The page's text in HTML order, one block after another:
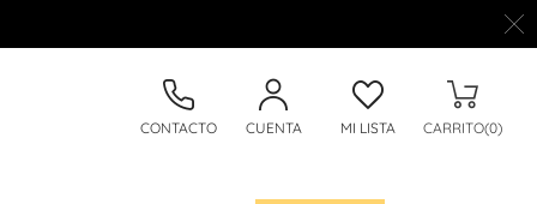
CONTACTO CUENTA MI LISTA CARRITO(0)